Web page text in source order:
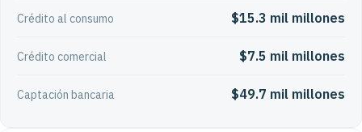
Crédito al consumo $15.3 mil millones
Crédito comercial $7.5 mil millones
Captación bancaria $49.7 mil millones